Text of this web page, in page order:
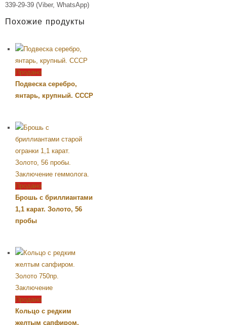
339-29-39 (Viber, WhatsApp)
Похожие продукты
Продано
Подвеска серебро,
янтарь, крупный. СССР
Продано
Брошь с бриллиантами
1,1 карат. Золото, 56
пробы
Продано
Кольцо с редким
желтым сапфиром.